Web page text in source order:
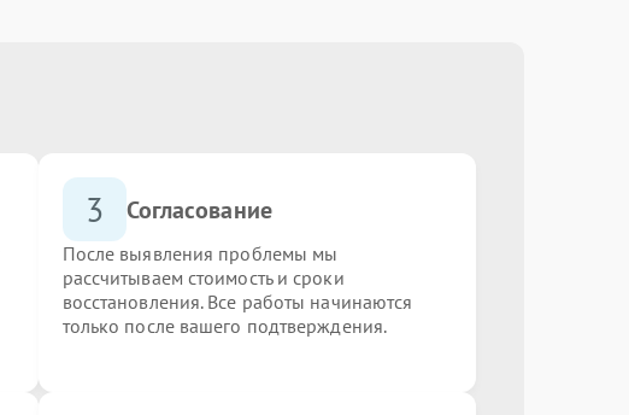
3 Согласование
После выявления проблемы мы
рассчитываем стоимость и сроки
восстановления. Все работы начинаются
только после вашего подтверждения.